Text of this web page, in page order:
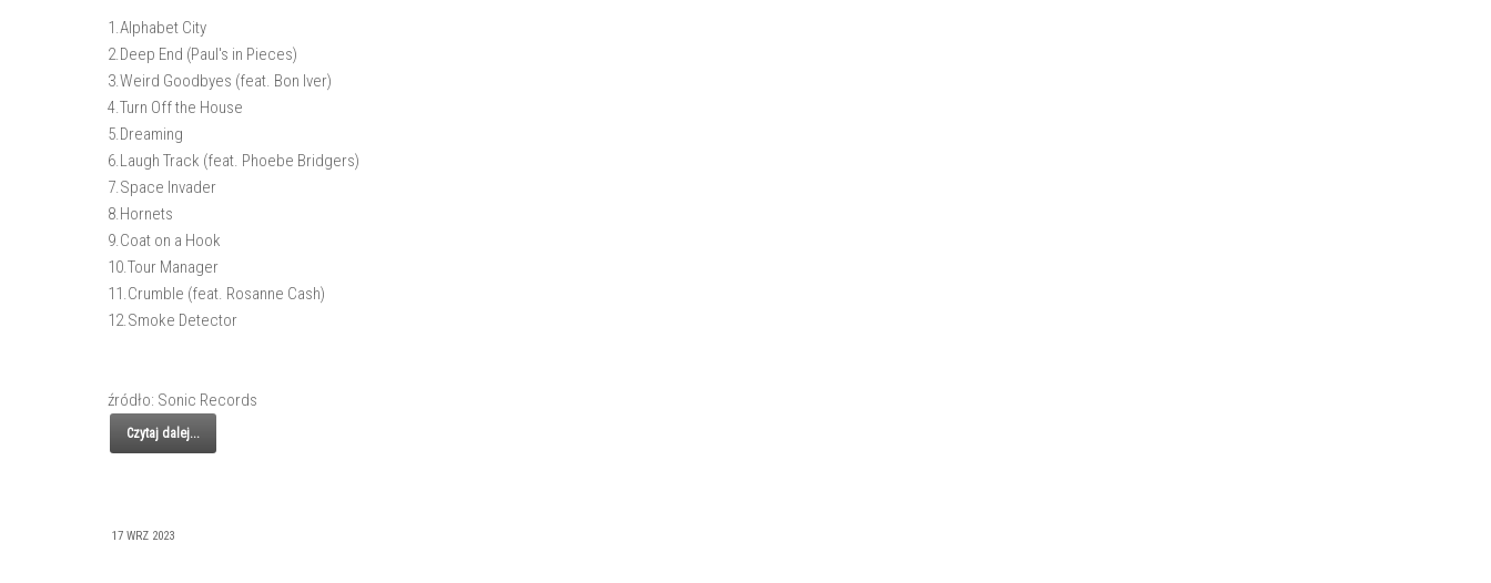
1.Alphabet City
2.Deep End (Paul's in Pieces)
3.Weird Goodbyes (feat. Bon Iver)
4.Turn Off the House
5.Dreaming
6.Laugh Track (feat. Phoebe Bridgers)
7.Space Invader
8.Hornets
9.Coat on a Hook
10.Tour Manager
11.Crumble (feat. Rosanne Cash)
12.Smoke Detector
źródło: Sonic Records
Czytaj dalej...
17 WRZ 2023